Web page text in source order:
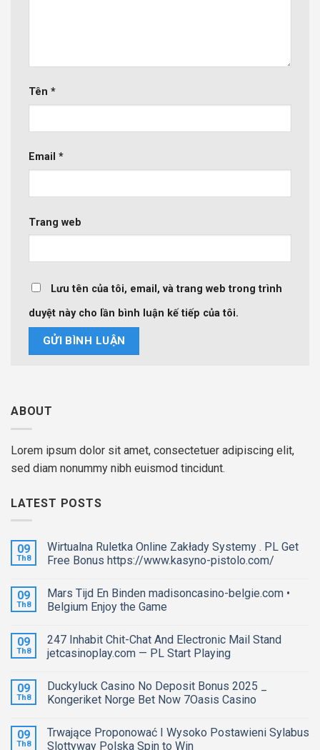
Tên *
Email *
Trang web
Lưu tên của tôi, email, và trang web trong trình
duyệt này cho lần bình luận kế tiếp của tôi.
ABOUT
Lorem ipsum dolor sit amet, consectetuer adipiscing elit,
sed diam nonummy nibh euismod tincidunt.
LATEST POSTS
09
Th8
Wirtualna Ruletka Online Zakłady Systemy . PL Get
Free Bonus https://www.kasyno-pistolo.com/
09
Th8
Mars Tijd En Binden madisoncasino-belgie.com •
Belgium Enjoy the Game
09
Th8
247 Inhabit Chit-Chat And Electronic Mail Stand
jetcasinoplay.com — PL Start Playing
09
Th8
Duckyluck Casino No Deposit Bonus 2025 _
Kongeriket Norge Bet Now 7Oasis Casino
09
Th8
Trwające Proponować I Wysoko Postawieni Sylabus
Slottyway Polska Spin to Win